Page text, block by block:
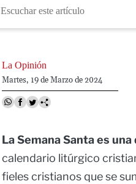
Escuchar este artículo
La Opinión
Martes, 19 de Marzo de 2024
La Semana Santa es
calendario litúrgico
fieles cristianos que se